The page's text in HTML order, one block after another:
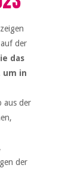
der
das
um in
aus der
der